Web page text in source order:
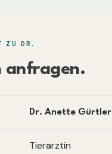
ZU DR.
anfragen.
Dr. Anette Gürtler
Tierärztin